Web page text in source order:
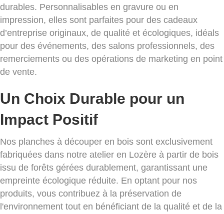
durables. Personnalisables en gravure ou en
impression, elles sont parfaites pour des cadeaux
d’entreprise originaux, de qualité et écologiques, idéals
pour des événements, des salons professionnels, des
remerciements ou des opérations de marketing en point
de vente.
Un Choix Durable pour un
Impact Positif
Nos planches à découper en bois sont exclusivement
fabriquées dans notre atelier en Lozère à partir de bois
issu de forêts gérées durablement, garantissant une
empreinte écologique réduite. En optant pour nos
produits, vous contribuez à la préservation de
l'environnement tout en bénéficiant de la qualité et de la